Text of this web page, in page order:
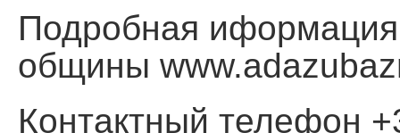
Подробная иформация
общины
Контактный телефон